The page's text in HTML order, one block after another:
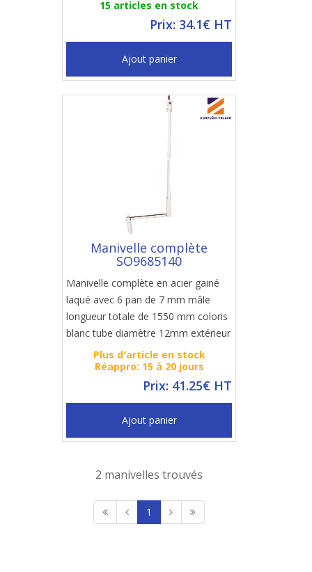
15 articles en stock
Prix: 34.1€ HT
Ajout panier
Manivelle complète
SO9685140
Manivelle complète en acier gainé
laqué avec 6 pan de 7 mm mâle
longueur totale de 1550 mm coloris
blanc tube diamètre 12mm extérieur
Plus d'article en stock
Réappro: 15 à 20 jours
Prix: 41.25€ HT
Ajout panier
2 manivelles trouvés
1